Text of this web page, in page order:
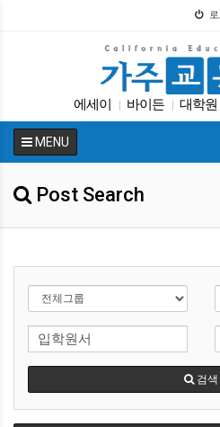
에세이 바이든 대학원
| 교육뉴스 SAT 트럼프
MENU
Post Search
검색